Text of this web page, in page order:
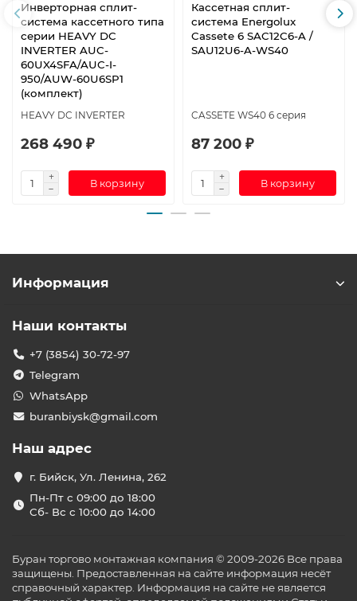
Инверторная сплит-
система кассетного типа
серии HEAVY DC
INVERTER AUC-
60UX4SFA/AUC-I-
950/AUW-60U6SP1
(комплект)
HEAVY DC INVERTER
268 490 ₽
В корзину
Кассетная сплит-
система Energolux
Cassete 6 SAC12C6-A /
SAU12U6-A-WS40
CASSETE WS40 6 серия
87 200 ₽
В корзину
Информация
Наши контакты
+7 (3854) 30-72-97
Telegram
WhatsApp
buranbiysk@gmail.com
Наш адрес
г. Бийск, Ул. Ленина, 262
Пн-Пт с 09:00 до 18:00
Сб- Вс с 10:00 до 14:00
Буран торгово монтажная компания © 2009-2026 Все права
защищены. Предоставленная на сайте информация несёт
справочный характер. Информация на сайте не является